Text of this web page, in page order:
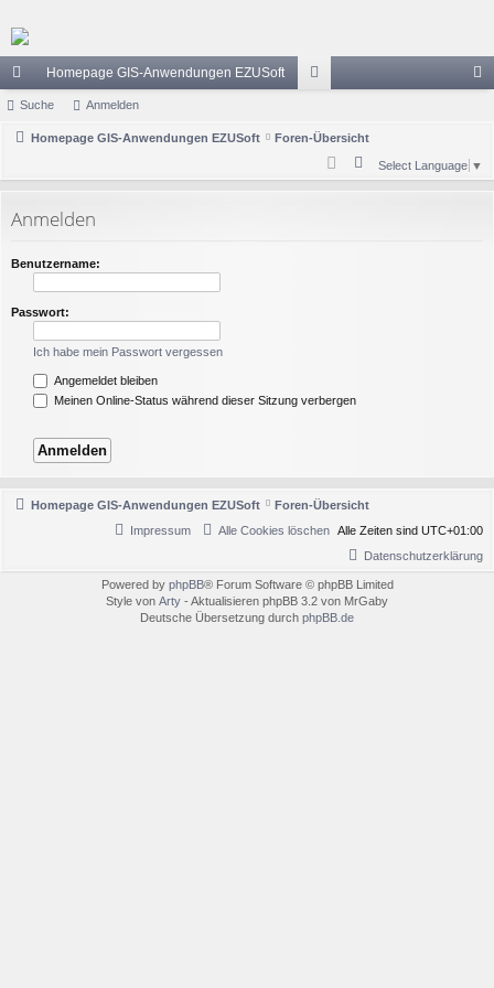
ch
ne
Homepage GIS-Anwendungen EZUSoft
en
el
Suche Anmelden
Homepage GIS-Anwendungen EZUSoft Foren-Übersicht
Select Language ▼
Anmelden
Benutzername:
Passwort:
Ich habe mein Passwort vergessen
Angemeldet bleiben
Meinen Online-Status während dieser Sitzung verbergen
Homepage GIS-Anwendungen EZUSoft
Foren-Übersicht
Alle Zeiten sind UTC+01:00
Alle Cookies löschen
Impressum
Datenschutzerklärung
Powered by phpBB® Forum Software © phpBB Limited
Style von Arty - Aktualisieren phpBB 3.2 von MrGaby
Deutsche Übersetzung durch phpBB.de